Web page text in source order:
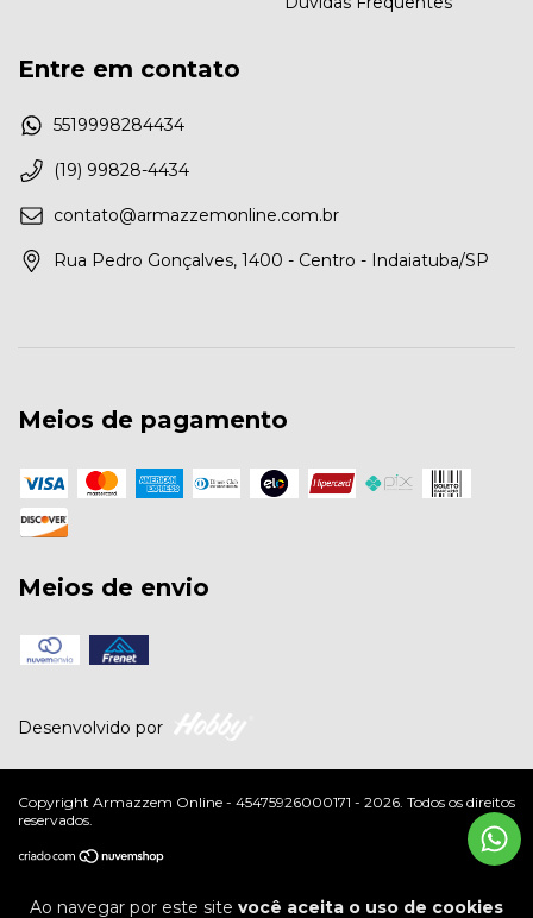
Ao navegar por este site você aceita o uso de cookies
Entre em contato
5519998284434
(19) 99828-4434
contato@armazzemonline.com.br
Rua Pedro Gonçalves, 1400 - Centro - Indaiatuba/SP
Meios de pagamento
Meios de envio
Desenvolvido por
Copyright Armazzem Online - 45475926000171 - 2026. Todos os direitos
reservados.